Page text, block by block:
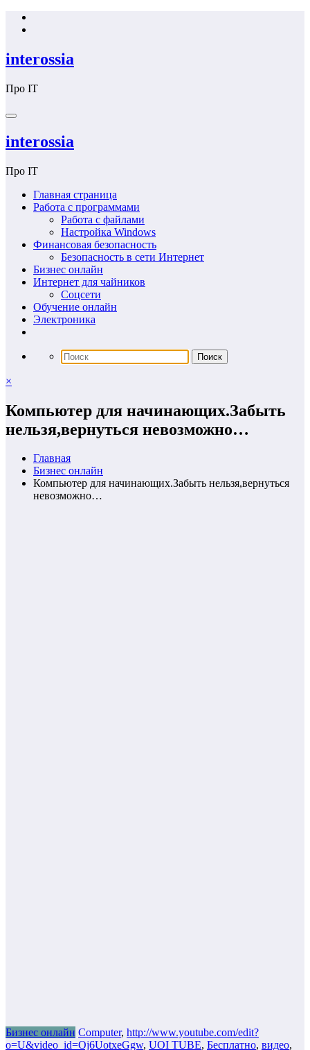
Перейти
interossia
Про IT
interossia
Про IT
Главная страница
Работа с программами
Работа с файлами
Настройка Windows
Финансовая безопасность
Безопасность в сети Интернет
Бизнес онлайн
Интернет для чайников
Соцсети
Обучение онлайн
Электроника
×
Компьютер для начинающих.Забыть
нельзя,вернуться невозможно…
Главная
Бизнес онлайн
Компьютер для начинающих.Забыть нельзя,вернуться
невозможно…
Бизнес онлайн Computer, http://www.youtube.com/edit?
o=U&video_id=Oj6UotxeGgw, UOI TUBE, Бесплатно, видео,